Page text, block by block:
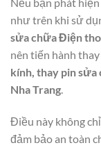
như trên khi sử
sửa chữa Điện
nên tiến hành
kính, thay pin
Nha Trang.
Điều này không
đảm bảo an toàn